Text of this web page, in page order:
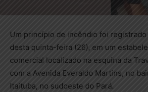
Um princípio de incêndio foi registrado
desta quinta-feira (26), em um
comercial localizado na esquina da
com a Avenida Everaldo Martins, no
Itaituba, no sudoeste do Pará.